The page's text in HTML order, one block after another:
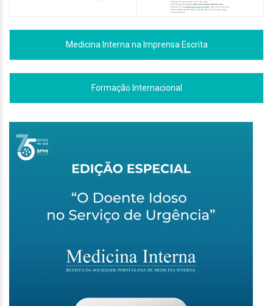
Medicina Interna na Imprensa Escrita
Formação Internacional